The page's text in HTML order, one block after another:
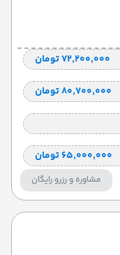
۷۲٬۲۰۰٬۰۰۰ تومان
۸۰٬۷۰۰٬۰۰۰ تومان
۶۵٬۰۰۰٬۰۰۰ تومان
مشاوره و رزرو رایگان